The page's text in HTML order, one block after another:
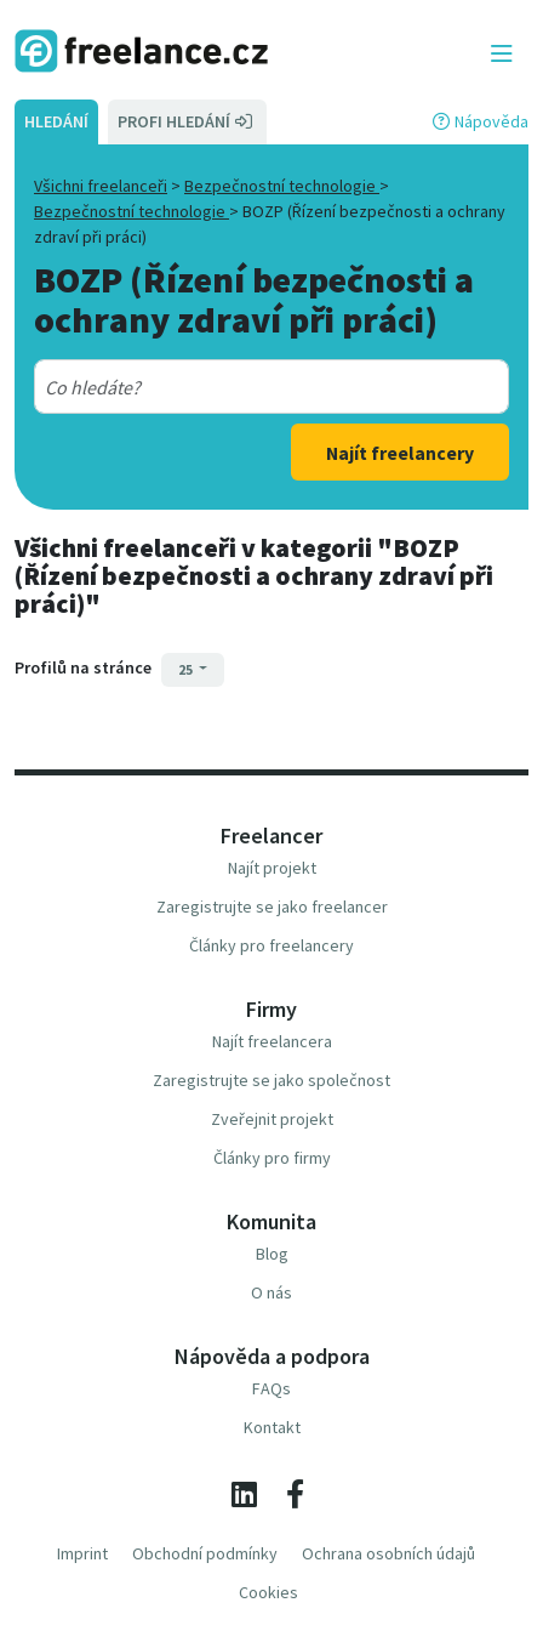
HLEDÁNÍ PROFI HLEDÁNÍ Nápověda
Všichni freelanceři > Bezpečnostní technologie >
Bezpečnostní technologie > BOZP (Řízení bezpečnosti a ochrany
zdraví při práci)
BOZP (Řízení bezpečnosti a
ochrany zdraví při práci)
Najít freelancery
Všichni freelanceřiv kategorii "BOZP
(Řízení bezpečnosti a ochrany zdraví při
práci)"
Profilů na stránce 25
Freelancer
Najít projekt
Zaregistrujte se jako freelancer
Články pro freelancery
Firmy
Najít freelancera
Zaregistrujte se jako společnost
Zveřejnit projekt
Články pro firmy
Komunita
Blog
O nás
Nápověda a podpora
FAQs
Kontakt
Imprint Obchodní podmínky
Ochrana osobních údajů
Cookies